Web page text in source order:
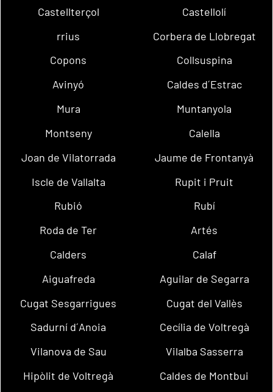
Castellterçol
Castellolí
rrius
Corbera de Llobregat
Copons
Collsuspina
Avinyó
Caldes d´Estrac
Mura
Muntanyola
Montseny
Calella
Joan de Vilatorrada
Jaume de Frontanyà
Iscle de Vallalta
Rupit i Pruit
Rubió
Rubí
Roda de Ter
Artés
Calders
Calaf
Aiguafreda
Aguilar de Segarra
Cugat Sesgarrigues
Cugat del Vallès
Sadurní d´Anoia
Cecília de Voltregà
Vilanova de Sau
Vilalba Sasserra
Hipòlit de Voltregà
Caldes de Montbui